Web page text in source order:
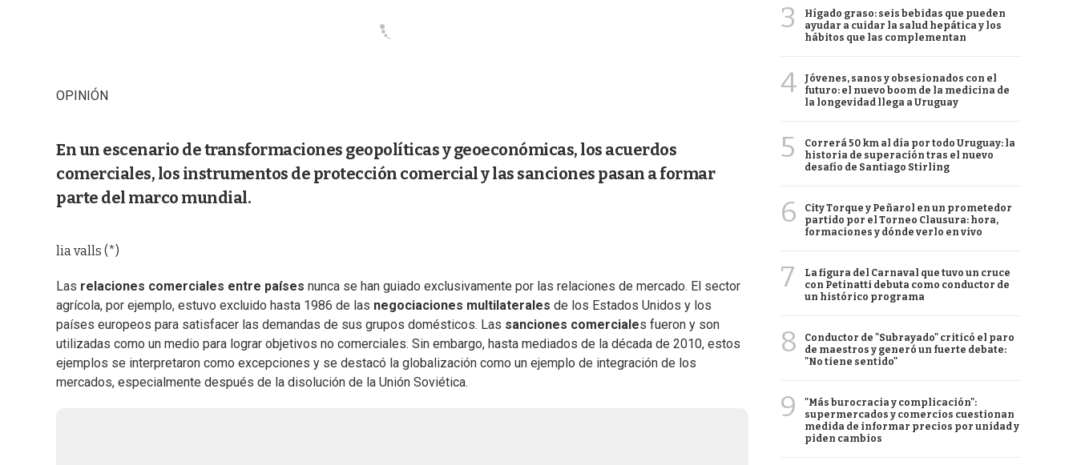
OPINIÓN
En un escenario de transformaciones geopolíticas y geoeconómicas, los acuerdos
comerciales, los instrumentos de protección comercial y las sanciones pasan a formar
parte del marco mundial.
lia valls (*)
Las relaciones comerciales entre países nunca se han guiado exclusivamente por las relaciones de mercado. El sector
agrícola, por ejemplo, estuvo excluido hasta 1986 de las negociaciones multilaterales de los Estados Unidos y los
países europeos para satisfacer las demandas de sus grupos domésticos. Las sanciones comerciales fueron y son
utilizadas como un medio para lograr objetivos no comerciales. Sin embargo, hasta mediados de la década de 2010, estos
ejemplos se interpretaron como excepciones y se destacó la globalización como un ejemplo de integración de los
mercados, especialmente después de la disolución de la Unión Soviética.
3
Hígado graso: seis bebidas que pueden
ayudar a cuidar la salud hepática y los
hábitos que las complementan
4
Jóvenes, sanos y obsesionados con el
futuro: el nuevo boom de la medicina de
la longevidad llega a Uruguay
5
Correrá 50 km al día por todo Uruguay: la
historia de superación tras el nuevo
desafío de Santiago Stirling
6
City Torque y Peñarol en un prometedor
partido por el Torneo Clausura: hora,
formaciones y dónde verlo en vivo
7
La figura del Carnaval que tuvo un cruce
con Petinatti debuta como conductor de
un histórico programa
8
Conductor de "Subrayado" criticó el paro
de maestros y generó un fuerte debate:
"No tiene sentido"
9
"Más burocracia y complicación":
supermercados y comercios cuestionan
medida de informar precios por unidad y
piden cambios